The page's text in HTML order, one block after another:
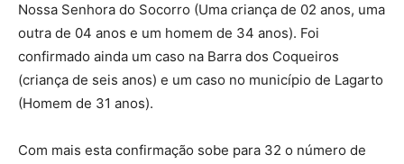
Nossa Senhora do Socorro (Uma criança de 02 anos, uma
outra de 04 anos e um homem de 34 anos). Foi
confirmado ainda um caso na Barra dos Coqueiros
(criança de seis anos) e um caso no município de Lagarto
(Homem de 31 anos).
Com mais esta confirmação sobe para 32 o número de